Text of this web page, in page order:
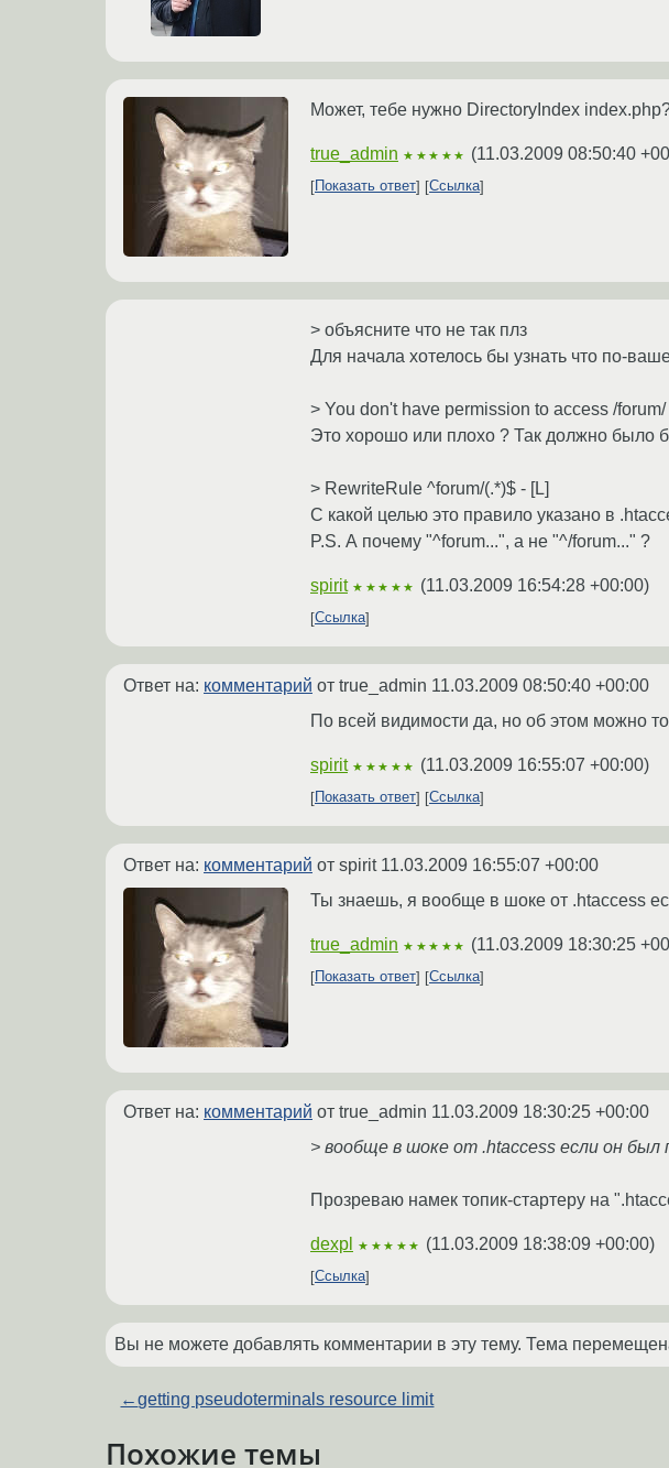
Может, тебе нужно DirectoryIndex
true_admin ★★★★★ (11.03.2009 08:50:40
Показать ответ Ссылка
> объясните что не так плз
Для начала хотелось бы узнать что по-
> You don't have permission to access /
Это хорошо или плохо ? Так должно было
> RewriteRule ^forum/(.*)$ - [L]
С какой целью это правило указано в
P.S. А почему "^forum...", а не "^/forum..." ?
spirit ★★★★★ (11.03.2009 16:54:28 +00:00)
Ссылка
Ответ на: комментарий от true_admin 11.03.2009 08:50:40 +00:00
По всей видимости да, но об этом можно
spirit ★★★★★ (11.03.2009 16:55:07 +00:00)
Показать ответ Ссылка
Ответ на: комментарий от spirit 11.03.2009 16:55:07 +00:00
Ты знаешь, я вообще в шоке от .htaccess
true_admin ★★★★★ (11.03.2009 18:30:25
Показать ответ Ссылка
Ответ на: комментарий от true_admin 11.03.2009 18:30:25 +00:00
> вообще в шоке от .htaccess если он был
Прозреваю намек топик-стартеру на
dexpl ★★★★★ (11.03.2009 18:38:09 +00:00)
Ссылка
Вы не можете добавлять комментарии в эту тему. Тема
←getting pseudoterminals resource limit
Похожие темы